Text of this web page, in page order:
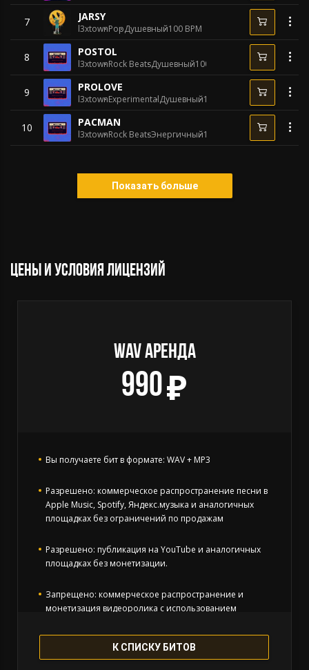
7 JARSY
l3xtownPopДушевный100 BPM
8 POSTOL
l3xtownRock BeatsДушевный100 BPM
9 PROLOVE
l3xtownExperimentalДушевный100 BPM
10 PACMAN
l3xtownRock BeatsЭнергичный140 BPM
Показать больше
Цены и условия лицензий
WAV АРЕНДА
990
Вы получаете бит в формате: WAV + MP3
Разрешено: коммерческое распространение песни в
Apple Music, Spotify, Яндекс.музыка и аналогичных
площадках без ограничений по продажам
Разрешено: публикация на YouTube и аналогичных
площадках без монетизации.
Запрещено: коммерческое распространение и
монетизация видеоролика с использованием
Запрещено: коммерческая концертная деятельность,
К СПИСКУ БИТОВ